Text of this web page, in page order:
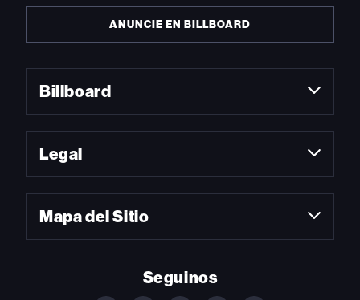
ANUNCIE EN BILLBOARD
Billboard
Legal
Mapa del Sitio
Seguinos